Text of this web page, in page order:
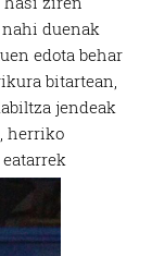
nahi duenak
edota behar
bitartean,
jendeak
herriko
eatarrek